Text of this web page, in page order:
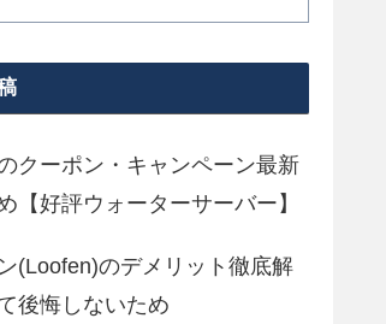
クーポン・キャンペーン最新
【好評ウォーターサーバー】
(Loofen)のデメリット徹底解
後悔しないため